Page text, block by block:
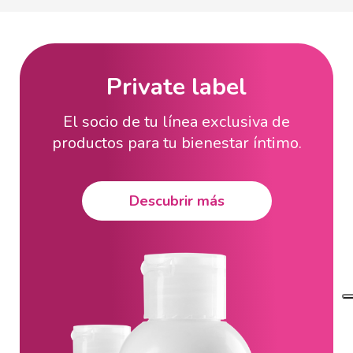
Private label
El socio de tu línea exclusiva de
productos para tu bienestar íntimo.
Descubrir más